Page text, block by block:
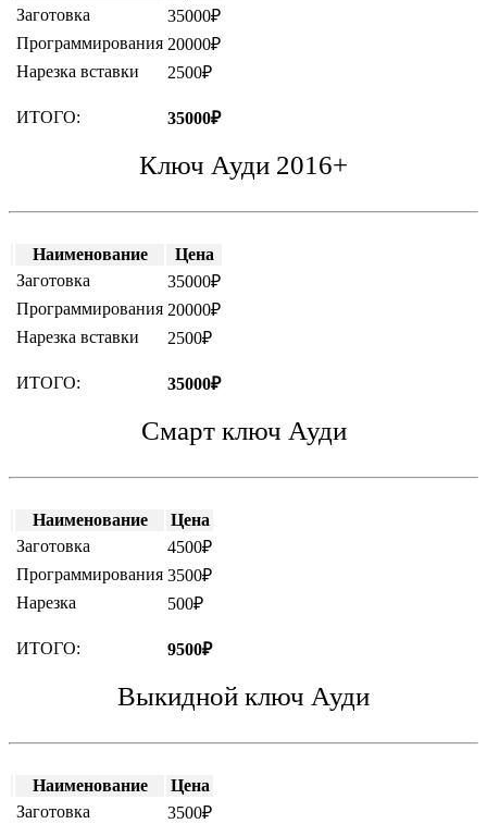
Заготовка
35000₽
Программирования 20000₽
Нарезка вставки
2500₽
ИТОГО: 35000₽
Ключ Ауди 2016+
Наименование
Цена
Заготовка
35000₽
Программирования 20000₽
Нарезка вставки
2500₽
ИТОГО: 35000₽
Смарт ключ Ауди
Наименование
Цена
Заготовка
4500₽
Программирования 3500₽
Нарезка
500₽
ИТОГО: 9500₽
Выкидной ключ Ауди
Наименование
Цена
Заготовка
3500₽